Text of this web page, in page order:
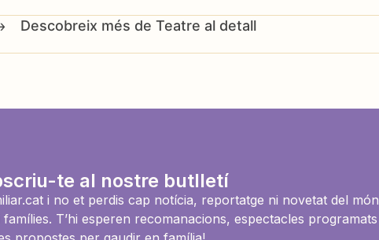
Teatre al detall
te al nostre butlletí
i no et perdis cap notícia, reportatge ni novetat del món
T’hi esperen recomanacions, espectacles programats